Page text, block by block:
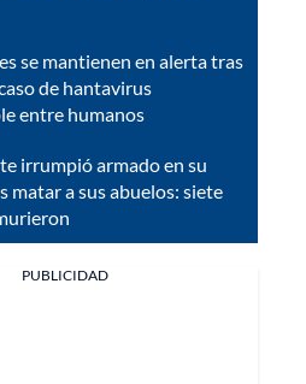
se mantienen en alerta tras
de hantavirus
entre humanos
irrumpió armado en su
matar a sus abuelos: siete
PUBLICIDAD